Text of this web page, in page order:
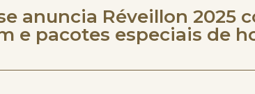
anuncia Réveillon 2025
e pacotes especiais de